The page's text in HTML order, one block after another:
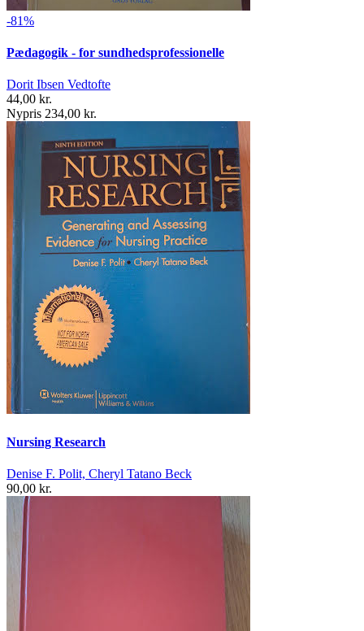
-81%
Pædagogik - for sundhedsprofessionelle
Dorit Ibsen Vedtofte
44,00 kr.
Nypris 234,00 kr.
Nursing Research
Denise F. Polit, Cheryl Tatano Beck
90,00 kr.